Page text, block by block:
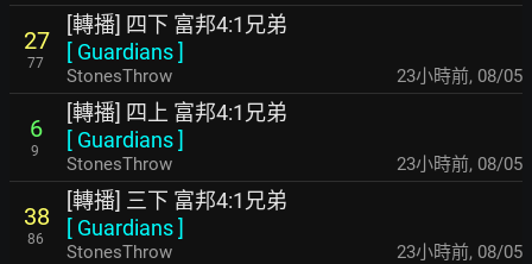
27
77
[轉播] 四下 富邦4:1兄弟
[ Guardians]
StonesThrow 23小時前, 08/05
6
9
[轉播] 四上 富邦4:1兄弟
[ Guardians]
StonesThrow 23小時前, 08/05
38
86
[轉播] 三下 富邦4:1兄弟
[ Guardians]
StonesThrow 23小時前, 08/05